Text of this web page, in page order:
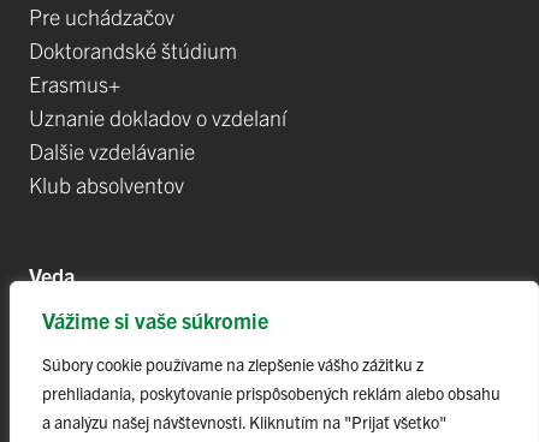
Vážime si vaše súkromie
Súbory cookie používame na zlepšenie vášho zážitku z
prehliadania, poskytovanie prispôsobených reklám alebo obsahu
a analýzu našej návštevnosti. Kliknutím na "Prijať všetko"
Pre uchádzačov
Doktorandské štúdium
Erasmus+
Uznanie dokladov o vzdelaní
Dalšie vzdelávanie
Klub absolventov
Veda
Postdoktorandské pozíce
Projekty
Špičkové tímy
TIP-UPJŠ